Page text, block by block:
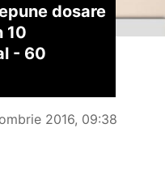
dosare
10
- 60
2016, 09:38